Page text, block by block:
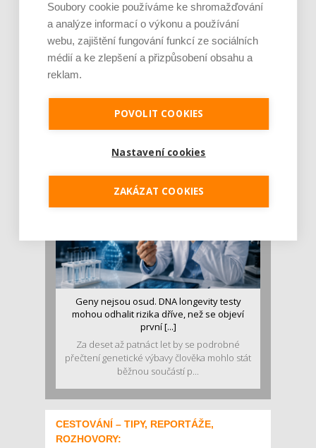
stravě ho mám dostatek. Znáte nejčastějš [...]
Pojem protein již nějakou dobu rezonuje
v oblasti zdraví, výživy i dlouhověkosti. Přesto
Geny nejsou osud. DNA longevity testy
mohou odhalit rizika dříve, než se objeví
první [...]
Za deset až patnáct let by se podrobné
přečtení genetické výbavy člověka mohlo stát
běžnou součástí p...
CESTOVÁNÍ – TIPY, REPORTÁŽE,
ROZHOVORY:
Soubory cookie používáme ke shromažďování
a analýze informací o výkonu a používání
webu, zajištění fungování funkcí ze sociálních
médií a ke zlepšení a přizpůsobení obsahu a
reklam.
POVOLIT COOKIES
Nastavení cookies
ZAKÁZAT COOKIES